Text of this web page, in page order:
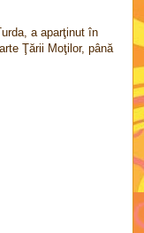
a aparţinut în
Ţării Moţilor, până